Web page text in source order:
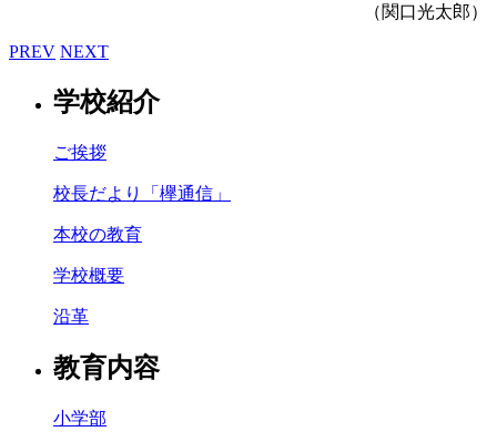
（関口光太郎）
PREV NEXT
学校紹介
ご挨拶
校長だより「欅通信」
本校の教育
学校概要
沿革
教育内容
小学部